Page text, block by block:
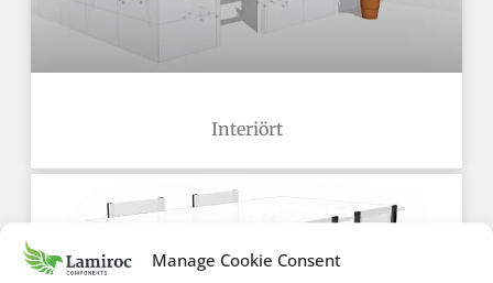
Manage Cookie Consent
Interiört